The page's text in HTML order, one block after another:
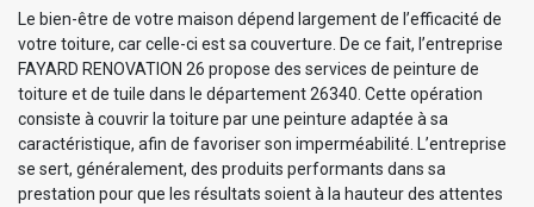
Le bien-être de votre maison dépend largement de l’efficacité de
votre toiture, car celle-ci est sa couverture. De ce fait, l’entreprise
FAYARD RENOVATION 26 propose des services de peinture de
toiture et de tuile dans le département 26340. Cette opération
consiste à couvrir la toiture par une peinture adaptée à sa
caractéristique, afin de favoriser son imperméabilité. L’entreprise
se sert, généralement, des produits performants dans sa
prestation pour que les résultats soient à la hauteur des attentes